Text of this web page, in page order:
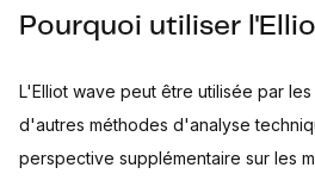
Pourquoi utiliser
L'Elliot wave peut être utilisée par
d'autres méthodes d'analyse
perspective supplémentaire sur les